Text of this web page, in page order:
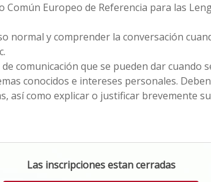
Europeo de Referencia para las
normal y comprender la conversación
comunicación que se pueden dar cuando
conocidos e intereses personales.
así como explicar o justificar brevemente
Las inscripciones estan cerradas